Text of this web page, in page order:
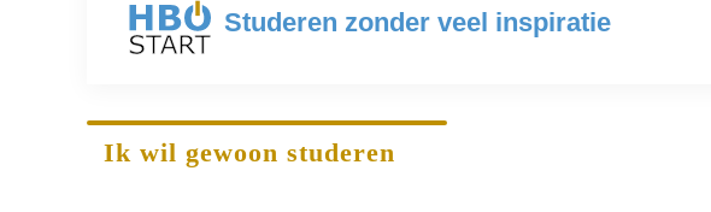
Studeren zonder veel inspiratie
Ik wil gewoon studeren